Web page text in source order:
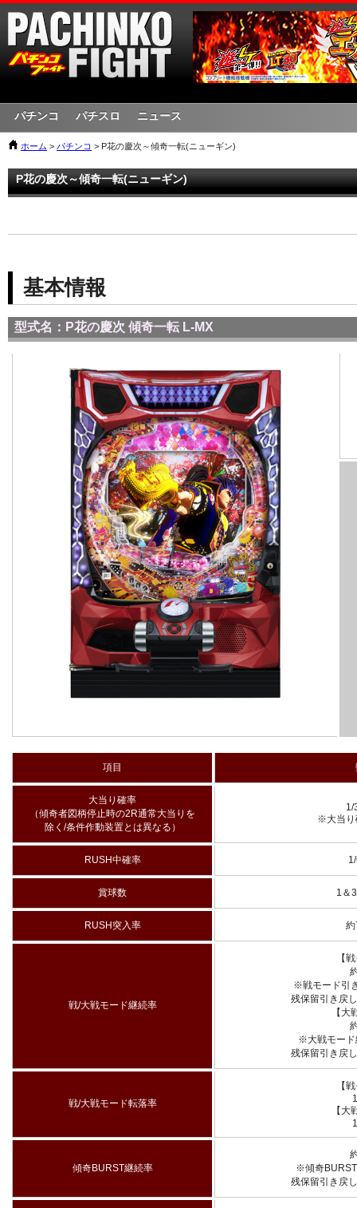
パチンコ パチスロ ニュース
ホーム > パチンコ > P花の慶次～傾奇一転(ニューギン)
P花の慶次～傾奇一転(ニューギン)
基本情報
型式名：P花の慶次 傾奇一転 L-MX
項目
大当り確率
（傾奇者図柄停止時の2R通常大当りを
除く/条件作動装置とは異なる）
1/
※大当り
RUSH中確率
賞球数 1＆
RUSH突入率
戦/大戦モード継続率
【
※戦モード引
残保留引き戻
【大
※大戦モード
残保留引き戻
戦/大戦モード転落率
【
【大
傾奇BURST継続率
※傾奇
残保留引き戻